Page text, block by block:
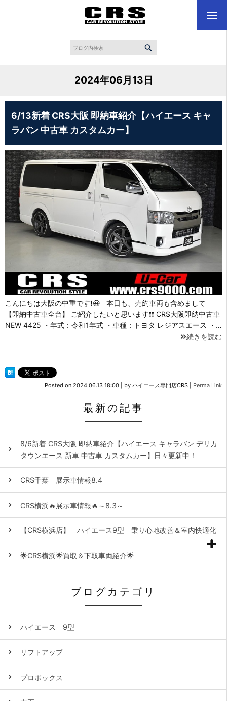
2024年06月13日
6/13新着 CRS大阪 即納車紹介【ハイエース キャ
ラバン 中古車 カスタムカー】
こんにちは大阪の中重です❗😃 本日も、売約車両も含めまして
【即納中古車全台】 ご紹介したいと思います❗❗ CRS大阪即納中古車
NEW 4425 ・年式：令和1年式 ・車種：トヨタ レジアスエース ・…
続きを読む
Posted on 2024.06.13 18:00 by ハイエース専門店CRS Perma Link
最新の記事
8/6新着 CRS大阪 即納車紹介【ハイエース キャラバン デリカ
タウンエース 新車 中古車 カスタムカー】日々更新中！
CRS千葉 展示車情報8.4
CRS横浜🔥展示車情報🔥～8.3～
【CRS横浜店】 ハイエース9型 乗り心地改善＆室内快適化
🌟CRS横浜🌟買取＆下取車両紹介🌟
ブログカテゴリ
ハイエース 9型
リフトアップ
プロボックス